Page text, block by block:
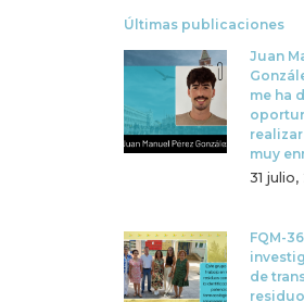
Últimas publicaciones
Juan
me ha
muy
31
FQM-
de